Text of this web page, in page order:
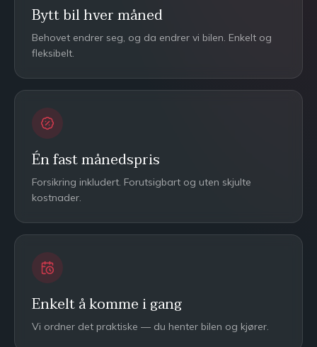
Bytt bil hver måned
Behovet endrer seg, og da endrer vi bilen. Enkelt og
fleksibelt.
Én fast månedspris
Forsikring inkludert. Forutsigbart og uten skjulte
kostnader.
Enkelt å komme i gang
Vi ordner det praktiske — du henter bilen og kjører.